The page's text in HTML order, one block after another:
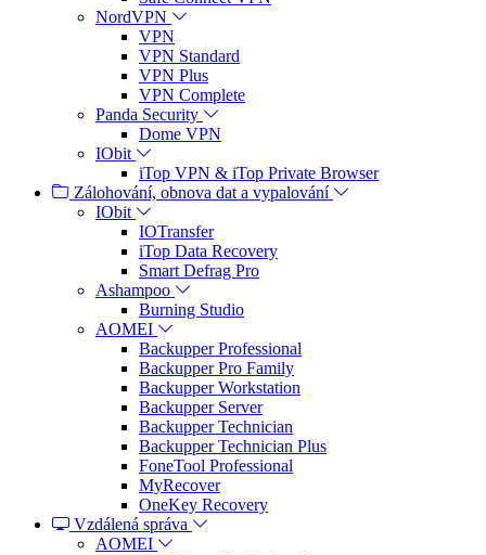
NordVPN
VPN
VPN Standard
VPN Plus
VPN Complete
Panda Security
Dome VPN
IObit
iTop VPN & iTop Private Browser
Zálohování, obnova dat a vypalování
IObit
IOTransfer
iTop Data Recovery
Smart Defrag Pro
Ashampoo
Burning Studio
AOMEI
Backupper Professional
Backupper Pro Family
Backupper Workstation
Backupper Server
Backupper Technician
Backupper Technician Plus
FoneTool Professional
MyRecover
OneKey Recovery
Vzdálená správa
AOMEI